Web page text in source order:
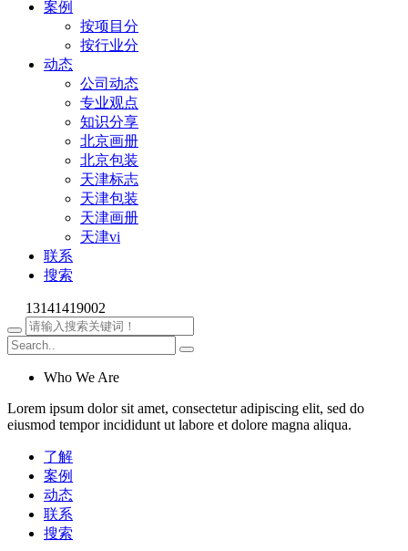
案例
按项目分
按行业分
动态
公司动态
专业观点
知识分享
北京画册
北京包装
天津标志
天津包装
天津画册
天津vi
联系
搜索
13141419002
Who We Are
Lorem ipsum dolor sit amet, consectetur adipiscing elit, sed do
eiusmod tempor incididunt ut labore et dolore magna aliqua.
了解
案例
动态
联系
搜索